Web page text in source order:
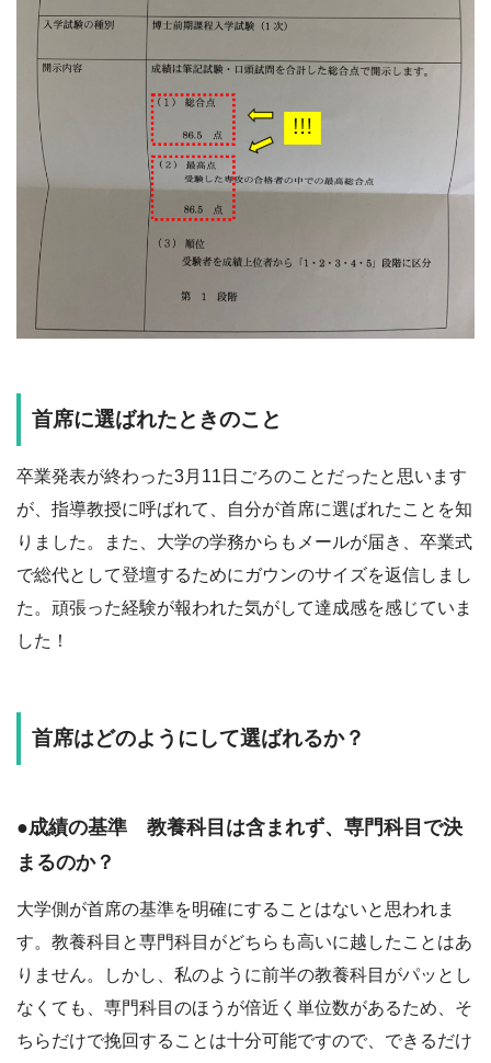
首席に選ばれたときのこと
卒業発表が終わった3月11日ごろのことだったと思います
が、指導教授に呼ばれて、自分が首席に選ばれたことを知
りました。また、大学の学務からもメールが届き、卒業式
で総代として登壇するためにガウンのサイズを返信しまし
た。頑張った経験が報われた気がして達成感を感じていま
した！
首席はどのようにして選ばれるか？
●成績の基準 教養科目は含まれず、専門科目で決
まるのか？
大学側が首席の基準を明確にすることはないと思われま
す。教養科目と専門科目がどちらも高いに越したことはあ
りません。しかし、私のように前半の教養科目がパッとし
なくても、専門科目のほうが倍近く単位数があるため、そ
ちらだけで挽回することは十分可能ですので、できるだけ